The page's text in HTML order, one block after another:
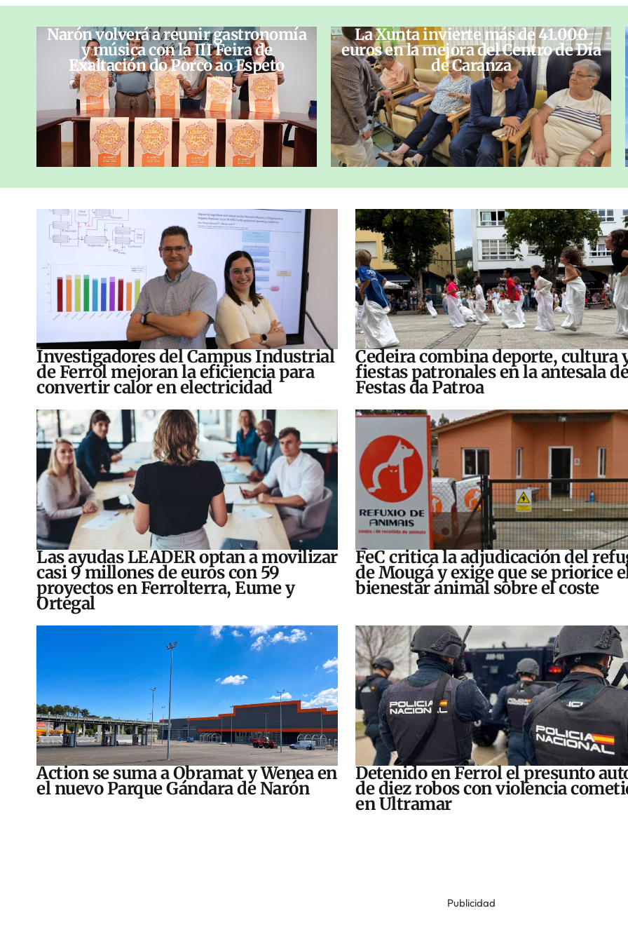
Narón volverá a reunir gastronomía
y música con la III Feira de
Exaltación do Porco ao Espeto
La Xunta invierte más de 41.000
euros en la mejora del Centro de Día
de Caranza
Investigadores del Campus Industrial
de Ferrol mejoran la eficiencia para
convertir calor en electricidad
Cedeira combina deporte, cultura
fiestas patronales en la antesala
Festas da Patroa
Las ayudas LEADER optan a movilizar
casi 9 millones de euros con 59
proyectos en Ferrolterra, Eume y
Ortegal
FeC critica la adjudicación del
de Mougá y exige que se priorice
bienestar animal sobre el coste
Action se suma a Obramat y Wenea en
el nuevo Parque Gándara de Narón
Detenido en Ferrol el presunto
de diez robos con violencia
en Ultramar
Publicidad